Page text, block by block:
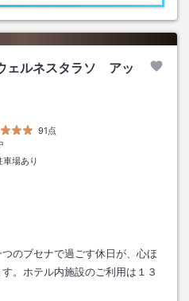
ェルネスタラソ アッ
91点
車場あり
のブセナで過ごす休日が、心ほ
。ホテル内施設のご利用は１３